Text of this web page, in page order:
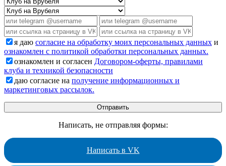
я даю согласие на обработку моих персональных данных и
ознакомлен с политикой обработки персональных данных.
ознакомлен и согласен Договором-оферты, правилами
клуба и техникой безопасности
даю согласие на получение информационных и
маркетинговых рассылок.
Написать, не отправляя формы:
Написать в VK